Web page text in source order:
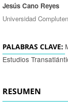
Autores/as
Jesús Cano Reyes
Universidad
PALABRAS CLAVE:
Estudios
RESUMEN